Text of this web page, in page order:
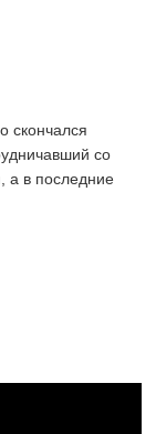
скончался
со
а в последние